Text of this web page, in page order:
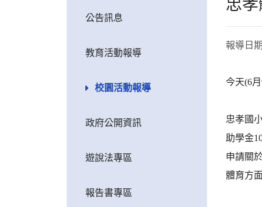
公告訊息
教育活動報導
校園活動報導
政府公開資訊
遊說法專區
報告書專區
忠
報導日
今天(6
忠孝國
助學金
申請關
體育方